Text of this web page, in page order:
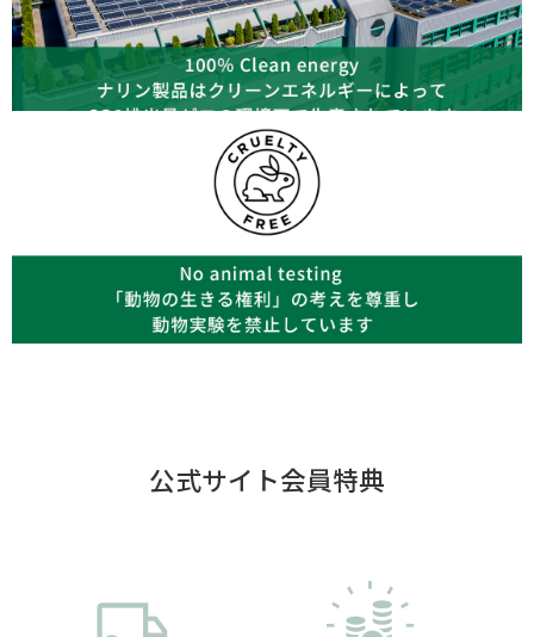
公式サイト会員特典